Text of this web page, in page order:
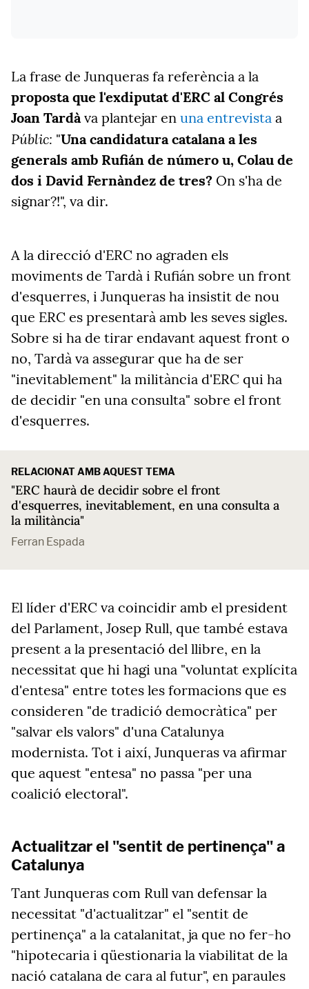
La frase de Junqueras fa referència a la
proposta que l'exdiputat d'ERC al Congrés
Joan Tardàva plantejar en una entrevista a
Públic: "Una candidatura catalana a les
generals amb Rufián de número u, Colau de
dos i David Fernàndez de tres? On s'ha de
signar?!", va dir.
A la direcció d'ERC no agraden els
moviments de Tardà i Rufián sobre un front
d'esquerres, i Junqueras ha insistit de nou
que ERC es presentarà amb les seves sigles.
Sobre si ha de tirar endavant aquest front o
no, Tardà va assegurar que ha de ser
"inevitablement" la militància d'ERC qui ha
de decidir "en una consulta" sobre el front
d'esquerres.
RELACIONAT AMB AQUEST TEMA
"ERC haurà de decidir sobre el front
d'esquerres, inevitablement, en una consulta a
la militància"
Ferran Espada
El líder d'ERC va coincidir amb el president
del Parlament, Josep Rull, que també estava
present a la presentació del llibre, en la
necessitat que hi hagi una "voluntat explícita
d'entesa" entre totes les formacions que es
consideren "de tradició democràtica" per
"salvar els valors" d'una Catalunya
modernista. Tot i així, Junqueras va afirmar
que aquest "entesa" no passa "per una
coalició electoral".
​Actualitzar el "sentit de pertinença" a
Catalunya
Tant Junqueras com Rull van defensar la
necessitat "d'actualitzar" el "sentit de
pertinença" a la catalanitat, ja que no fer-ho
"hipotecaria i qüestionaria la viabilitat de la
nació catalana de cara al futur", en paraules